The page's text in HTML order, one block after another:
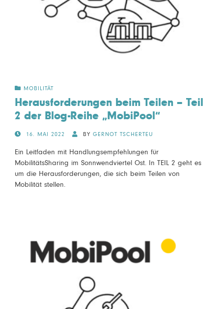
MOBILITÄT
Herausforderungen beim Teilen – Teil
2 der Blog-Reihe „MobiPool“
POSTED16. MAI 2022 BY GERNOT TSCHERTEU
Ein Leitfaden mit Handlungsempfehlungen für
MobilitätsSharing im Sonnwendviertel Ost. In TEIL 2 geht es
um die Herausforderungen, die sich beim Teilen von
Mobilität stellen.